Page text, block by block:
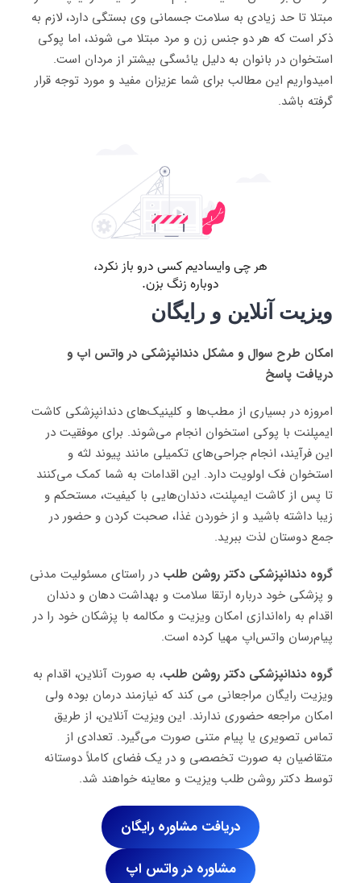
مبتلا تا حد زیادی به سلامت جسمانی وی بستگی دارد، لازم به
ذکر است که هر دو جنس زن و مرد مبتلا می شوند، اما پوکی
استخوان در بانوان به دلیل یائسگی بیشتر از مردان است.
امیدواریم این مطالب برای شما عزیزان مفید و مورد توجه قرار
گرفته باشد.
ویزیت آنلاین و رایگان
امکان طرح سوال و مشکل دندانپزشکی در واتس اپ و
دریافت پاسخ
امروزه در بسیاری از مطب‌ها و کلینیک‌های دندانپزشکی کاشت
ایمپلنت با پوکی استخوان انجام می‌شوند. برای موفقیت در
این فرآیند، انجام جراحی‌های تکمیلی مانند پیوند لثه و
استخوان فک اولویت دارد. این اقدامات به شما کمک می‌کنند
تا پس از کاشت ایمپلنت، دندان‌هایی با کیفیت، مستحکم و
زیبا داشته باشید و از خوردن غذا، صحبت کردن و حضور در
جمع دوستان لذت ببرید.
گروه دندانپزشکی دکتر روشن طلب در راستای مسئولیت مدنی
و پزشکی خود درباره ارتقا سلامت و بهداشت دهان و دندان
اقدام به راه‌اندازی امکان ویزیت و مکالمه با پزشکان خود را در
پیام‌رسان واتس‌اپ مهیا کرده است.
گروه دندانپزشکی دکتر روشن طلب، به صورت آنلاین، اقدام به
ویزیت رایگان مراجعانی می کند که نیازمند درمان بوده ولی
امکان مراجعه حضوری ندارند. این ویزیت آنلاین، از طریق
تماس تصویری یا پیام متنی صورت می‌گیرد. تعدادی از
متقاضیان به صورت تخصصی و در یک فضای کاملاً دوستانه
توسط دکتر روشن طلب ویزیت و معاینه خواهند شد.
دریافت مشاوره رایگان
مشاوره در واتس اپ